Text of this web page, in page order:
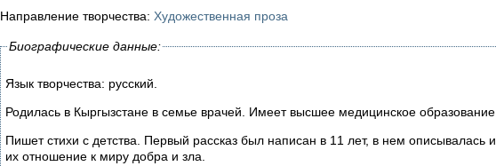
Направление творчества: Художественная проза
Биографические данные:
Язык творчества: русский.
Родилась в Кыргызстане в семье врачей. Имеет высшее медицинское образование.
Пишет стихи с детства. Первый рассказ был написан в 11 лет, в нем описывалась история двух подростков и
их отношение к миру добра и зла.